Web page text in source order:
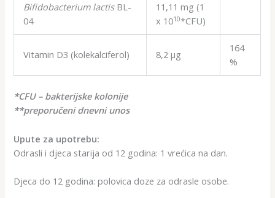
Bifidobacterium lactisBL-
04
11,11 mg (1
x 1010*CFU)
Vitamin D3 (kolekalciferol) 8,2 µg
164
%
*CFU – bakterijske kolonije
**preporučeni dnevni unos
Upute za upotrebu:
Odrasli i djeca starija od 12 godina: 1 vrećica na dan.
Djeca do 12 godina: polovica doze za odrasle osobe.